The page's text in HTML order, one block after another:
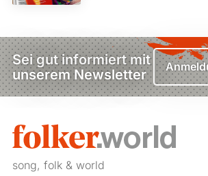
Sei gut informiert mit
unserem Newsletter
song, folk & world